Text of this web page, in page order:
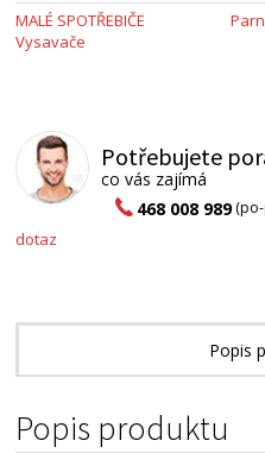
MALÉ SPOTŘEBIČE
Vysavače
Potřebujete
co vás zajímá
468 008 989(po-
dotaz
Popis
Popis produktu